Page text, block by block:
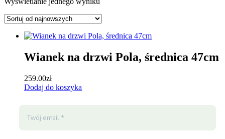
Wianek na drzwi Pola, średnica 47cm
259.00zł
Dodaj do koszyka